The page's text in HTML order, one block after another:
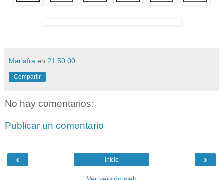
Marlafra en 21:50:00
Compartir
No hay comentarios:
Publicar un comentario
‹ ›
Inicio